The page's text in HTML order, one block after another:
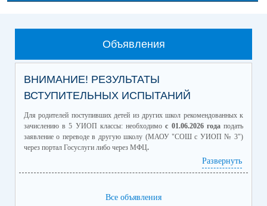
Объявления
ВНИМАНИЕ! РЕЗУЛЬТАТЫ
ВСТУПИТЕЛЬНЫХ ИСПЫТАНИЙ
Для родителей поступивших детей из других школ рекомендованных к
зачислению в 5 УИОП классы: необходимос 01.06.2026 годаподать
заявление о переводе в другую школу (МАОУ "СОШ с УИОП № 3")
через портал Госуслуги либо через МФЦ.
состоится родительское собрание будущих
Развернуть
Все объявления